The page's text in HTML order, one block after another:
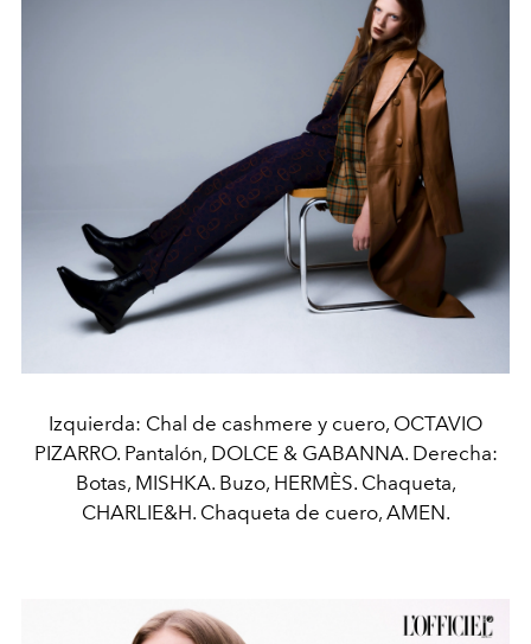
Izquierda: Chal de cashmere y cuero, OCTAVIO
PIZARRO. Pantalón, DOLCE & GABANNA. Derecha:
Botas, MISHKA. Buzo, HERMÈS. Chaqueta,
CHARLIE&H. Chaqueta de cuero, AMEN.